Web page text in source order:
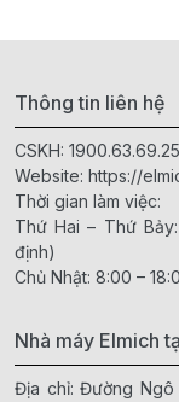
Thông tin liên hệ
CSKH: 1900.63.69.25
Website: https://
Thời gian làm việc:
Thứ Hai – Thứ
định)
Chủ Nhật: 8:00 –
Nhà máy Elmich
Địa chỉ: Đường Ngô